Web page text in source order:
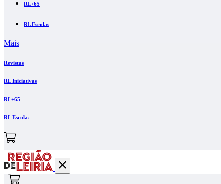
RL+65
RL Escolas
Mais
Revistas
RL Iniciativas
RL+65
RL Escolas